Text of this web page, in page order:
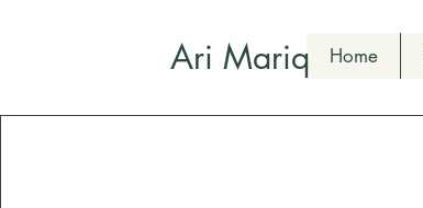
Ari Mariq Home